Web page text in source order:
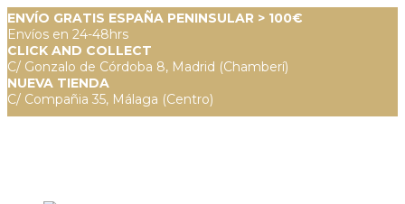
ENVÍO GRATIS ESPAÑA PENINSULAR > 100€
Envíos en 24-48hrs
CLICK AND COLLECT
C/ Gonzalo de Córdoba 8, Madrid (Chamberí)
NUEVA TIENDA
C/ Compañia 35, Málaga (Centro)